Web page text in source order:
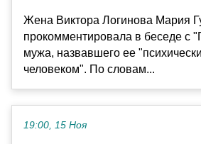
Жена Виктора Логинова Мария
прокомментировала в беседе с
мужа, назвавшего ее
человеком". По словам...
19:00, 15 Ноя